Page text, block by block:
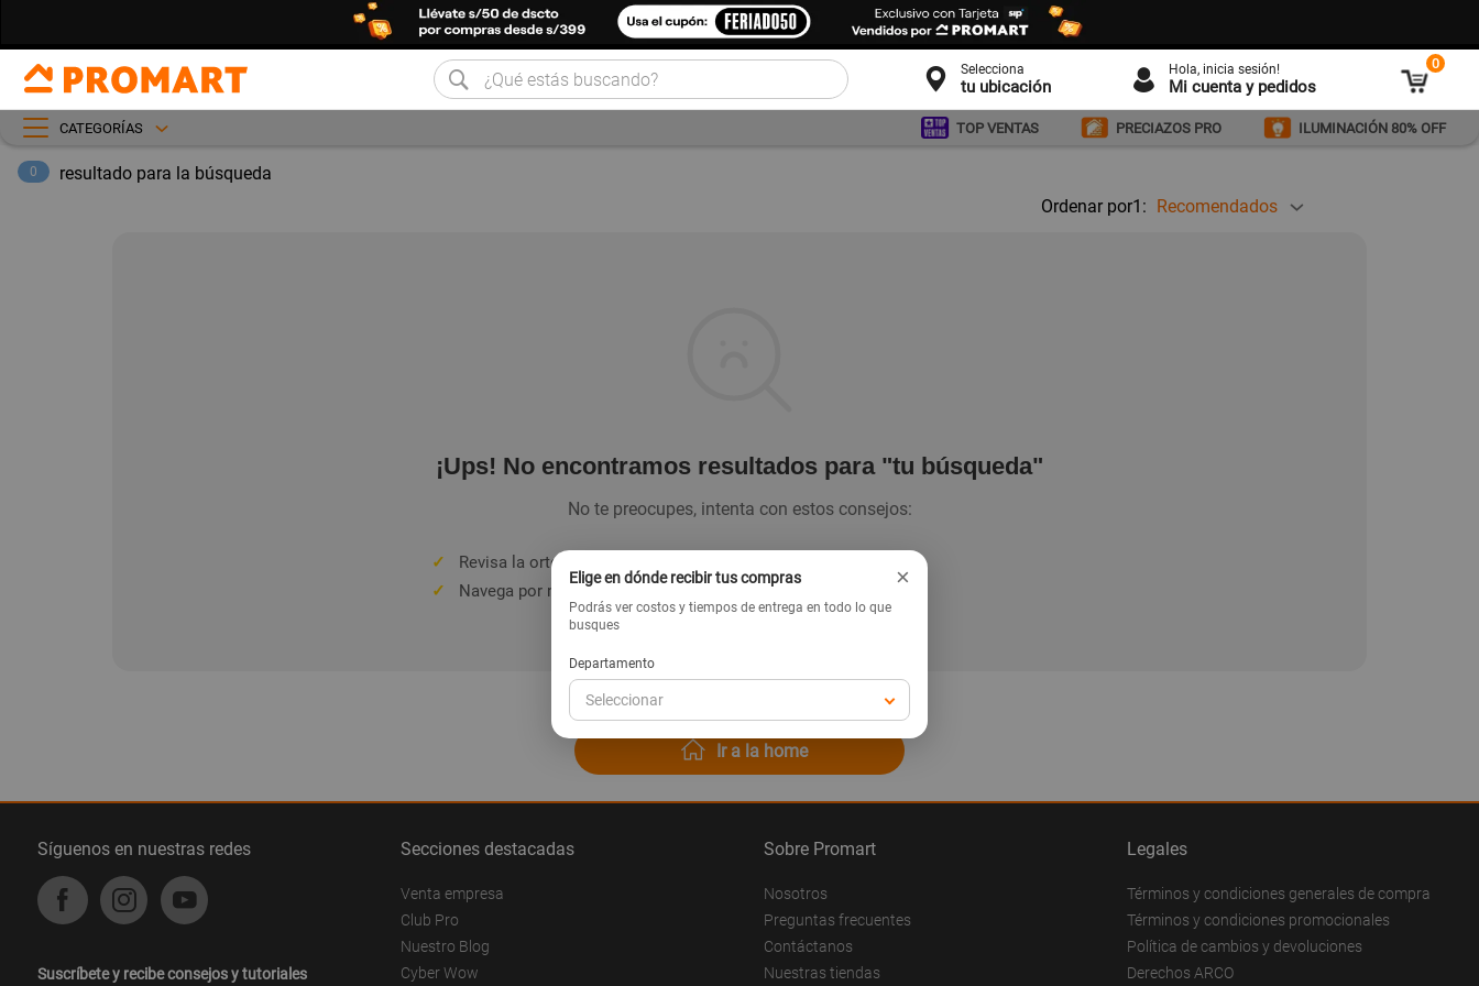
Selecciona
tu ubicación
Hola, inicia sesión!
Mi cuenta y pedidos
0
CATEGORÍAS TOP VENTAS PRECIAZOS PRO ILUMINACIÓN 80% OFF
0
resultado para la búsqueda
Ordenar por1: Recomendados
¡Ups! No encontramos resultados para "tu búsqueda"
No te preocupes, intenta con estos consejos:
✓
Revisa la ortografía de la palabra.
✓
Navega por nuestras categorías en el menú.
Ir a la home
Síguenos en nuestras redes
Suscríbete y recibe consejos y tutoriales
Secciones destacadas
Venta empresa
Club Pro
Nuestro Blog
Cyber Wow
Sobre Promart
Nosotros
Preguntas frecuentes
Contáctanos
Nuestras tiendas
Legales
Términos y condiciones generales de compra
Términos y condiciones promocionales
Política de cambios y devoluciones
Derechos ARCO
Elige en dónde recibir tus compras ×
Podrás ver costos y tiempos de entrega en todo lo que
busques
Departamento
Seleccionar